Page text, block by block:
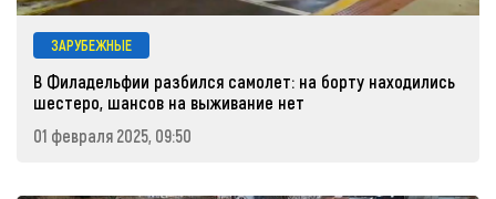
ЗАРУБЕЖНЫЕ
В Филадельфии разбился самолет: на борту находились
шестеро, шансов на выживание нет
01 февраля 2025, 09:50